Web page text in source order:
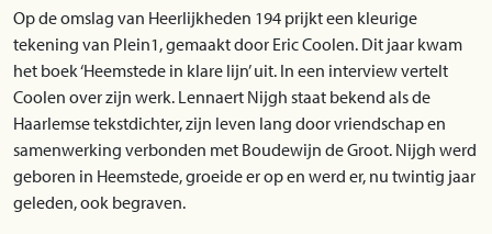
Op de omslag van Heerlijkheden 194 prijkt een kleurige
tekening van Plein1, gemaakt door Eric Coolen. Dit jaar kwam
het boek ‘Heemstede in klare lijn’ uit. In een interview vertelt
Coolen over zijn werk. Lennaert Nijgh staat bekend als de
Haarlemse tekstdichter, zijn leven lang door vriendschap en
samenwerking verbonden met Boudewijn de Groot. Nijgh werd
geboren in Heemstede, groeide er op en werd er, nu twintig jaar
geleden, ook begraven.